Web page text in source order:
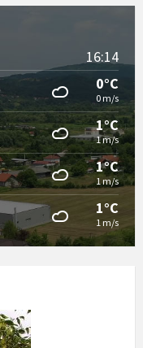
16:14
0°C
0 m/s
1°C
1 m/s
1°C
1 m/s
1°C
1 m/s